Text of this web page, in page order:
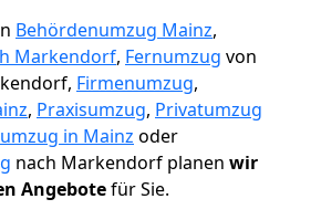
Behördenumzug Mainz,
Markendorf, Fernumzug von
Firmenumzug,
, Praxisumzug, Privatumzug
in Mainz oder
nach Markendorf planen wir
Angebotefür Sie.